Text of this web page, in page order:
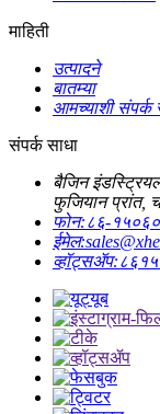
माहिती
उत्पादने
बातम्या
आमच्याशी संपर्क
संपर्क साधा
बैजिन
फुजियान प्रांत,
फोन:८६-
ईमेल:
व्हॉट्सॲप: